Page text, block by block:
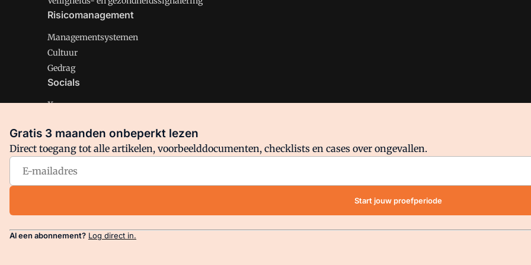
Risicomanagement
Managementsystemen
Cultuur
Gedrag
Socials
X
Facebook
Arbo is onderdeel van VMN media. Lees inons manifestwaar VMN media voor staat. Op gebruik van deze site zijn de
Gratis 3 maanden onbeperkt lezen
Direct toegang tot alle artikelen, voorbeelddocumenten, checklists en cases over ongevallen.
Start jouw proefperiode
Al een abonnement? Log direct in.